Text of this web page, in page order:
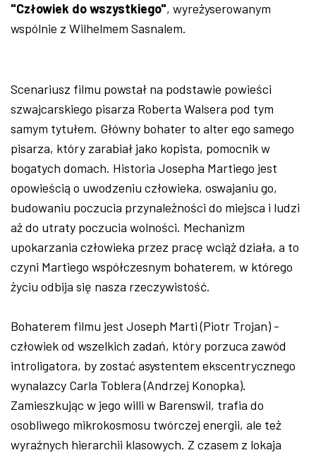
"Człowiek do wszystkiego", wyreżyserowanym
wspólnie z Wilhelmem Sasnalem.
Scenariusz filmu powstał na podstawie powieści
szwajcarskiego pisarza Roberta Walsera pod tym
samym tytułem. Główny bohater to alter ego samego
pisarza, który zarabiał jako kopista, pomocnik w
bogatych domach. Historia Josepha Martiego jest
opowieścią o uwodzeniu człowieka, oswajaniu go,
budowaniu poczucia przynależności do miejsca i ludzi
aż do utraty poczucia wolności. Mechanizm
upokarzania człowieka przez pracę wciąż działa, a to
czyni Martiego współczesnym bohaterem, w którego
życiu odbija się nasza rzeczywistość.
Bohaterem filmu jest Joseph Marti (Piotr Trojan) -
człowiek od wszelkich zadań, który porzuca zawód
introligatora, by zostać asystentem ekscentrycznego
wynalazcy Carla Toblera (Andrzej Konopka).
Zamieszkując w jego willi w Barenswil, trafia do
osobliwego mikrokosmosu twórczej energii, ale też
wyraźnych hierarchii klasowych. Z czasem z lokaja